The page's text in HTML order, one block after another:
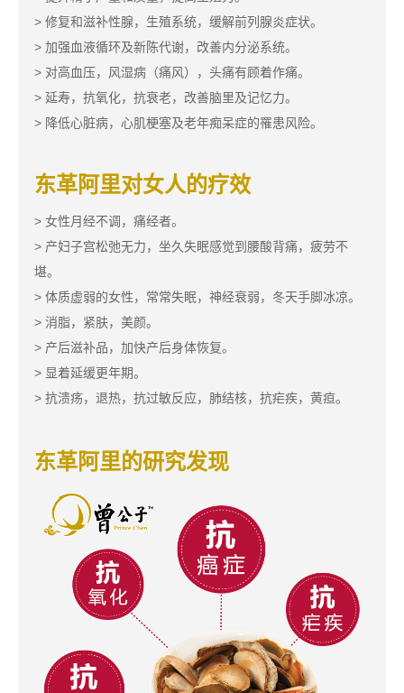
> 修复和滋补性腺，生殖系统，缓解前列腺炎症状。
> 加强血液循环及新陈代谢，改善内分泌系统。
> 对高血压，风湿病（痛风），头痛有顾着作痛。
> 延寿，抗氧化，抗衰老，改善脑里及记忆力。​​
> 降低心脏病，心肌梗塞及老年痴呆症的罹患风险。
东革阿里对女人的疗效
> 女性月经不调，痛经者。
> 产妇子宫松弛无力，坐久失眠感觉到腰酸背痛，疲劳不
堪。
> 体质虚弱的女性，常常失眠，神经衰弱，冬天手脚冰凉。
> 消脂，紧肤，美颜。
> 产后滋补品，加快产后身体恢复。
> 显着延缓更年期。
> 抗溃疡，退热，抗过敏反应，肺结核，抗疟疾，黄疸。
东革阿里的研究发现